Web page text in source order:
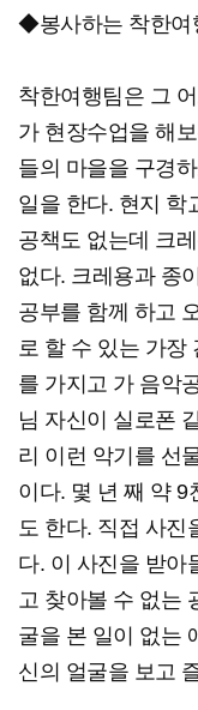
◆봉사하는 착한여
착한여행팀은 그
가 현장수업을 해
들의 마을을 구경
일을 한다. 현지 학
공책도 없는데 크
없다. 크레용과 종
공부를 함께 하고
로 할 수 있는 가장
를 가지고 가 음악
님 자신이 실로폰
리 이런 악기를 선
이다. 몇 년 째 약 9
도 한다. 직접 사진
다. 이 사진을 받아
고 찾아볼 수 없는
굴을 본 일이 없는
신의 얼굴을 보고